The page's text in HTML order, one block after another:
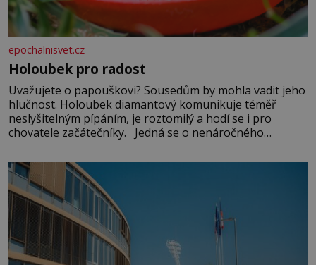
epochalnisvet.cz
Holoubek pro radost
Uvažujete o papouškovi? Sousedům by mohla vadit jeho
hlučnost. Holoubek diamantový komunikuje téměř
neslyšitelným pípáním, je roztomilý a hodí se i pro
chovatele začátečníky. Jedná se o nenáročného
času tráví na zemi, kde sbírá zbytky semínek Jeho
domovinou je prakticky celá Austrálie s výjimkou
pobřežní oblasti.